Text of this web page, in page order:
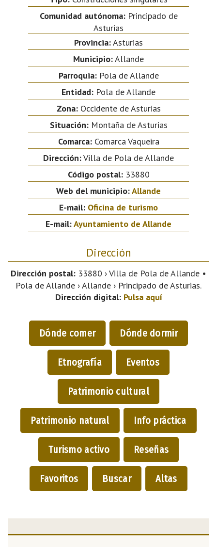
Comunidad autónoma:Principado de
Asturias
Provincia:Asturias
Municipio:Allande
Parroquia:Pola de Allande
Entidad: Pola de Allande
Zona:Occidente de Asturias
Situación:Montaña de Asturias
Comarca:Comarca Vaqueira
Dirección:Villa de Pola de Allande
Código postal:33880
Web del municipio:Allande
E-mail: Oficina de turismo
E-mail:Ayuntamiento de Allande
Dirección
Dirección postal: 33880 › Villa de Pola de Allande •
Pola de Allande › Allande › Principado de Asturias.
Dirección digital: Pulsa aquí
Dónde comer Dónde dormir
Etnografía Eventos
Patrimonio cultural
Patrimonio natural Info práctica
Turismo activo Reseñas
Favoritos Buscar Altas